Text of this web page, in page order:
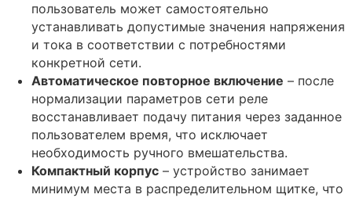
пользователь может самостоятельно
устанавливать допустимые значения напряжения
и тока в соответствии с потребностями
конкретной сети.
Автоматическое повторное включение – после
нормализации параметров сети реле
восстанавливает подачу питания через заданное
пользователем время, что исключает
необходимость ручного вмешательства.
Компактный корпус – устройство занимает
минимум места в распределительном щитке, что